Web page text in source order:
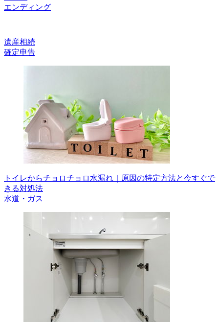
エンディング
遺産相続
確定申告
トイレからチョロチョロ水漏れ｜原因の特定方法と今すぐで
きる対処法
水道・ガス